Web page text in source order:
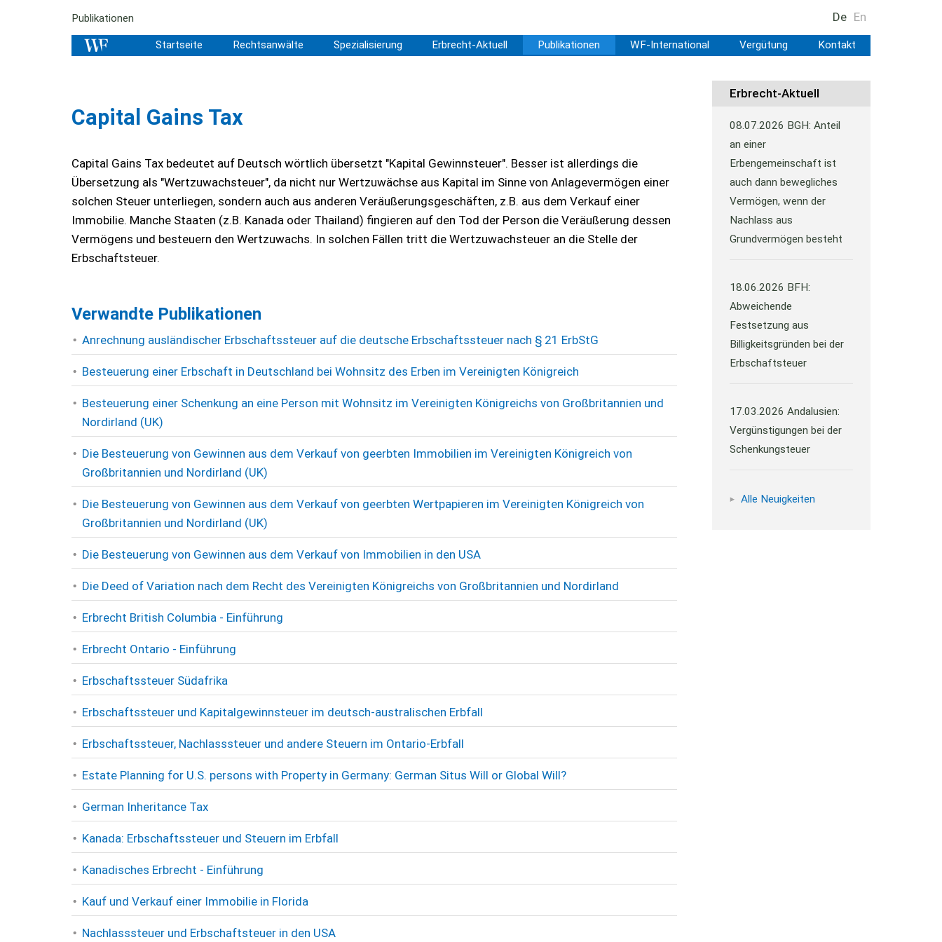
Publikationen De En
Startseite Rechtsanwälte Spezialisierung Erbrecht-Aktuell Publikationen WF-International Vergütung Kontakt
Capital Gains Tax
Capital Gains Tax bedeutet auf Deutsch wörtlich übersetzt "Kapital Gewinnsteuer". Besser ist allerdings die
Übersetzung als "Wertzuwachsteuer", da nicht nur Wertzuwächse aus Kapital im Sinne von Anlagevermögen einer
solchen Steuer unterliegen, sondern auch aus anderen Veräußerungsgeschäften, z.B. aus dem Verkauf einer
Immobilie. Manche Staaten (z.B. Kanada oder Thailand) fingieren auf den Tod der Person die Veräußerung dessen
Vermögens und besteuern den Wertzuwachs. In solchen Fällen tritt die Wertzuwachsteuer an die Stelle der
Erbschaftsteuer.
Verwandte Publikationen
Anrechnung ausländischer Erbschaftssteuer auf die deutsche Erbschaftssteuer nach § 21 ErbStG
Besteuerung einer Erbschaft in Deutschland bei Wohnsitz des Erben im Vereinigten Königreich
Besteuerung einer Schenkung an eine Person mit Wohnsitz im Vereinigten Königreichs von Großbritannien und
Nordirland (UK)
Die Besteuerung von Gewinnen aus dem Verkauf von geerbten Immobilien im Vereinigten Königreich von
Großbritannien und Nordirland (UK)
Die Besteuerung von Gewinnen aus dem Verkauf von geerbten Wertpapieren im Vereinigten Königreich von
Großbritannien und Nordirland (UK)
Die Besteuerung von Gewinnen aus dem Verkauf von Immobilien in den USA
Die Deed of Variation nach dem Recht des Vereinigten Königreichs von Großbritannien und Nordirland
Erbrecht British Columbia - Einführung
Erbrecht Ontario - Einführung
Erbschaftssteuer Südafrika
Erbschaftssteuer und Kapitalgewinnsteuer im deutsch-australischen Erbfall
Erbschaftssteuer, Nachlasssteuer und andere Steuern im Ontario-Erbfall
Estate Planning for U.S. persons with Property in Germany: German Situs Will or Global Will?
German Inheritance Tax
Kanada: Erbschaftssteuer und Steuern im Erbfall
Kanadisches Erbrecht - Einführung
Kauf und Verkauf einer Immobilie in Florida
Nachlasssteuer und Erbschaftsteuer in den USA
Erbrecht-Aktuell
08.07.2026 BGH: Anteil
an einer
Erbengemeinschaft ist
auch dann bewegliches
Vermögen, wenn der
Nachlass aus
Grundvermögen besteht
18.06.2026 BFH:
Abweichende
Festsetzung aus
Billigkeitsgründen bei der
Erbschaftsteuer
17.03.2026Andalusien:
Vergünstigungen bei der
Schenkungsteuer
Alle Neuigkeiten